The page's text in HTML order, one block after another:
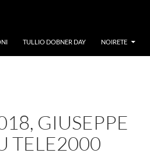
TULLIO DOBNER DAY NOIRETE
GIUSEPPE
TELE2000